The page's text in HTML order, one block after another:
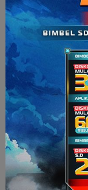
Ruangguru
Ruangguru
Ruangguru
Cara Daftar di
Ayah dan Bunda
melalui http://
Ruangguru akan
kecil dapat
khawatir, trial class